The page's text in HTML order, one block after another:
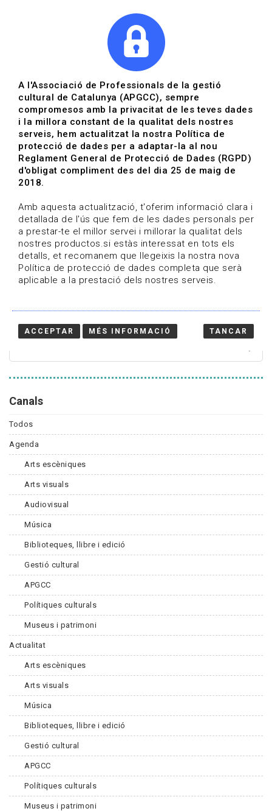
Actualitza't
Vols estar al dia?
HOME / BLOG
Estigues al dia
Convocatòries, activitats i notícies del sector de la
cultura.
Canals
Todos
Agenda
Arts escèniques
Arts visuals
Audiovisual
Música
Biblioteques, llibre i edició
Gestió cultural
APGCC
Polítiques culturals
Museus i patrimoni
Actualitat
Arts escèniques
Arts visuals
Música
Biblioteques, llibre i edició
Gestió cultural
APGCC
Polítiques culturals
Museus i patrimoni
A l'Associació de Professionals de la gestió
cultural de Catalunya (APGCC), sempre
compromesos amb la privacitat de les teves dades
i la millora constant de la qualitat dels nostres
serveis, hem actualitzat la nostra Política de
protecció de dades per a adaptar-la al nou
Reglament General de Protecció de Dades (RGPD)
d'obligat compliment des del dia 25 de maig de
2018.
Amb aquesta actualització, t'oferim informació clara i
detallada de l'ús que fem de les dades personals per
a prestar-te el millor servei i millorar la qualitat dels
nostres productos.si estàs interessat en tots els
detalls, et recomanem que llegeixis la nostra nova
Política de protecció de dades completa que serà
aplicable a la prestació dels nostres serveis.
ACCEPTAR MÉS INFORMACIÓ TANCAR